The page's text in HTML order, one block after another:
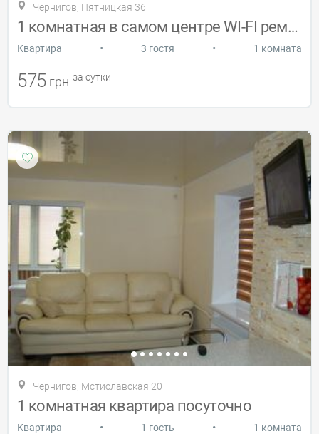
Чернигов, Пятницкая 36
1 комнатная в самом центре WI-FI ремонт
Квартира • 3 гостя • 1 комната
575 грн за сутки
Чернигов, Мстиславская 20
1 комнатная квартира посуточно
Квартира • 1 гость • 1 комната